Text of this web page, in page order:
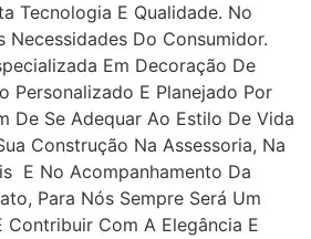
Tecnologia E Qualidade. No
Necessidades Do Consumidor.
Em Decoração De
Personalizado E Planejado Por
De Se Adequar Ao Estilo De Vida
Construção Na Assessoria, Na
E No Acompanhamento Da
Para Nós Sempre Será Um
Contribuir Com A Elegância E